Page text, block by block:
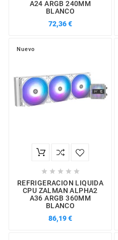
A24 ARGB 240MM
BLANCO
72,36 €
Nuevo
    
REFRIGERACION LIQUIDA
CPU ZALMAN ALPHA2
A36 ARGB 360MM
BLANCO
86,19 €